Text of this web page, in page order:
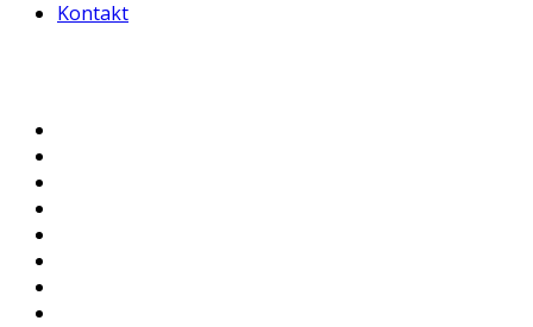
Kontakt